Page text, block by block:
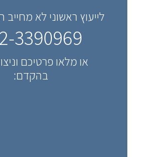
לייעוץ ראשוני לא מחייב
3390969
או מלאו פרטיכם
בהקדם: